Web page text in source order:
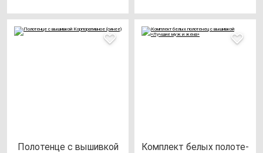
Поло­тен­це с вы­шив­кой
Ком­плект бе­лых по­ло­те­